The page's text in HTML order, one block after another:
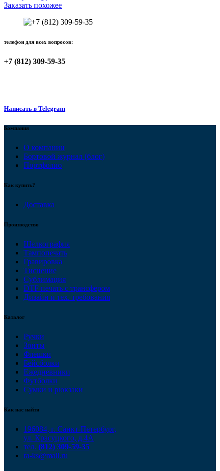
Заказать похожее
телефон для всех вопросов:
+7 (812) 309-59-35
Написать в Telegram
Компания
О компании
Бортовой журнал (блог)
Портфолио
Как купить?
Доставка
Производство
Шелкография
Тампопечать
Гравировка
Тиснение
Сублимация
DTF печать с трансфером
Дизайн и тех. требования
Каталог
Ручки
Зонты
Флешки
Бейсболки
Ежедневники
Футболки
Сумки и рюкзаки
Как нас найти
196084, г. Санкт-Петербург,
ул. Красуцкого, д.4А
тел. (812) 309-59-35
ra-ks@mail.ru